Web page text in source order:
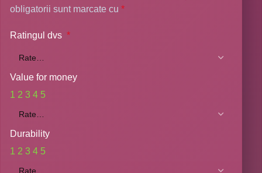
obligatorii sunt marcate cu*
Ratingul dvs*
Value for money
1 2 3 4 5
Durability
1 2 3 4 5